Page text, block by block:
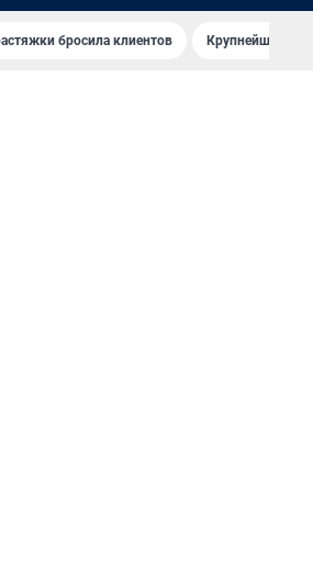
бросила клиентов Крупнейшие